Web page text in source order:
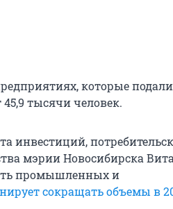
которые подали
тысячи человек.
инвестиций,
мэрии Новосибирска
промышленных и
сокращать объемы в